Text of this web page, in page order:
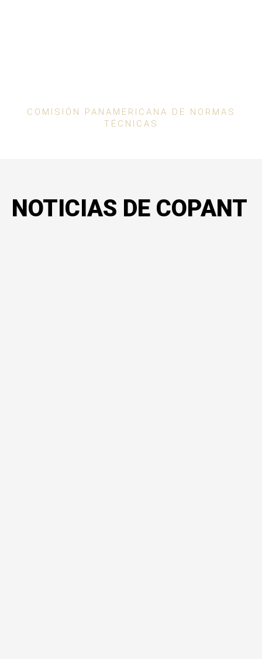
COMISIÓN PANAMERICANA DE NORMAS
TÉCNICAS
NOTICIAS DE COPANT